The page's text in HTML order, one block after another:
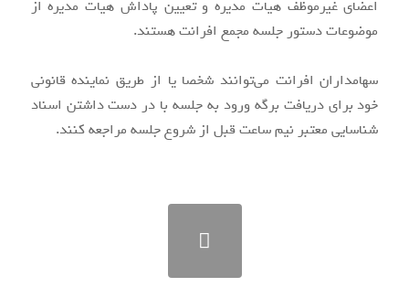
اعضای غیرموظف هیات مدیره و تعیین پاداش هیات مدیره از
موضوعات دستور جلسه مجمع افرانت هستند.
سهامداران افرانت می‌توانند شخصا یا از طریق نماینده قانونی
خود برای دریافت برگه ورود به جلسه با در دست داشتن اسناد
شناسایی معتبر نیم ساعت قبل از شروع جلسه مراجعه کنند.